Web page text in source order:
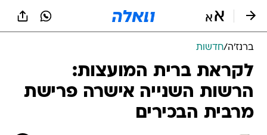
ברנז'ה/חדשות
לקראת ברית המועצות:
הרשות השנייה אישרה פרישת
מרבית הבכירים